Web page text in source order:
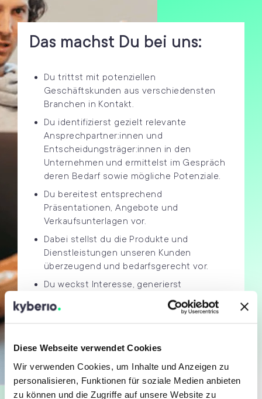
Diese Webseite verwendet Cookies
Wir verwenden Cookies, um Inhalte und Anzeigen zu
personalisieren, Funktionen für soziale Medien anbieten
zu können und die Zugriffe auf unsere Website zu
Das machst Du bei uns:
Du trittst mit potenziellen
Geschäftskunden aus verschiedensten
Branchen in Kontakt.
Du identifizierst gezielt relevante
Ansprechpartner:innen und
Entscheidungsträger:innen in den
Unternehmen und ermittelst im Gespräch
deren Bedarf sowie mögliche Potenziale.
Du bereitest entsprechend
Präsentationen, Angebote und
Verkaufsunterlagen vor.
Dabei stellst du die Produkte und
Dienstleistungen unseren Kunden
überzeugend und bedarfsgerecht vor.
Du weckst Interesse, generierst
qualifizierte Leads oder sprichst
Einladungen zu Veranstaltungen und
Messen aus.
Die sorgfältige Dokumentation und Pflege
CRM-Systemgehör enselbstverständlich
zu deinem Aufgabenbereich.